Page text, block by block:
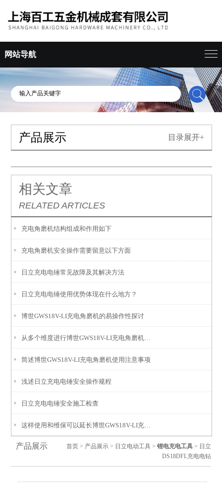
网站导航
产品展示 目录展开+
相关文章
RELATED ARTICLES
充电角磨机结构组成和作用如下
充电角磨机安全操作需要留意以下方面
日立充电电锤常见故障及其解决方法
日立充电电锤使用优势体现在什么地方？
博世GWS18V-LI充电角磨机的易操作性探讨
简述博世GWS18V-LI充电角磨机使用注意事项
浅述日立充电电锤安全操作规程
日立充电电锤安全施工检查
产品展示 首页> 产品展示> 日立电动工具> 锂电充电工具> 日立
DS18DFL充电电钻